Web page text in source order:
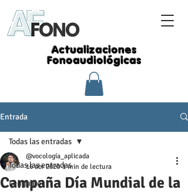
Actualizaciones
Fonoaudiológicas
Entrada
Todas las entradas
Lenguaje
Todas las entradas
Campaña Día Mundial de la
@vocología_aplicada
16 abr 2020 1 min de lectura